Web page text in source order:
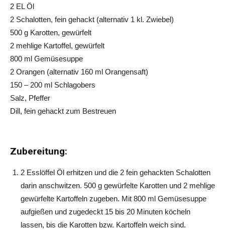
2 EL Öl
2 Schalotten, fein gehackt (alternativ 1 kl. Zwiebel)
500 g Karotten, gewürfelt
2 mehlige Kartoffel, gewürfelt
800 ml Gemüsesuppe
2 Orangen (alternativ 160 ml Orangensaft)
150 – 200 ml Schlagobers
Salz, Pfeffer
Dill, fein gehackt zum Bestreuen
Zubereitung:
2 Esslöffel Öl erhitzen und die 2 fein gehackten Schalotten
darin anschwitzen. 500 g gewürfelte Karotten und 2 mehlige
gewürfelte Kartoffeln zugeben. Mit 800 ml Gemüsesuppe
aufgießen und zugedeckt 15 bis 20 Minuten köcheln
lassen, bis die Karotten bzw. Kartoffeln weich sind.